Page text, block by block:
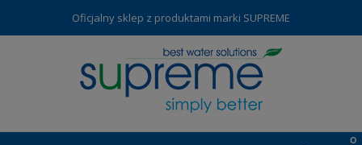
Oficjalny sklep z produktami marki SUPREME